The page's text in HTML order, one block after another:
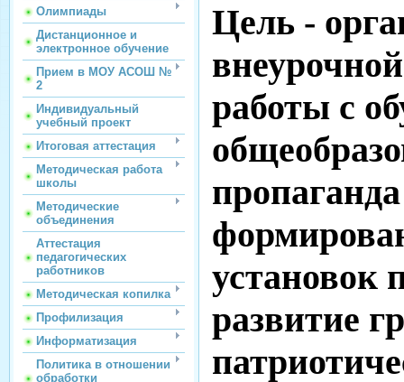
Олимпиады
Дистанционное и
электронное обучение
Прием в МОУ АСОШ №
2
Индивидуальный
учебный проект
Итоговая аттестация
Методическая работа
школы
Методические
объединения
Аттестация
педагогических
работников
Методическая копилка
Профилизация
Информатизация
Политика в отношении
обработки
Цель -
работы с
установок
развитие